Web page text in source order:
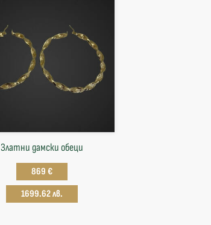
Златни дамски обеци
869 €
1699.62 лв.